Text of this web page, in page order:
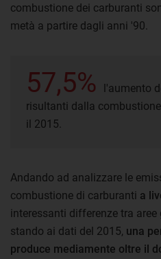
combustione dei carburanti
metà a partire dagli anni '90.
57,5%
l'aumento
risultanti dalla
il 2015.
Andando ad analizzare le
combustione di carburanti a
interessanti differenze tra aree
stando ai dati del 2015, una
produce mediamente oltre il